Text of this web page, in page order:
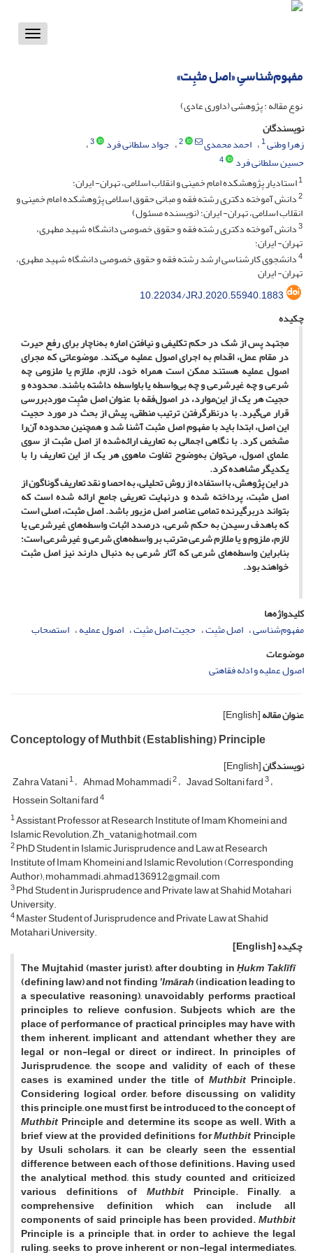
Toggle
مفهوم‌شناسیِ «اصل مثبِت»
نوع مقاله : پژوهشی (داوری عادی)
نویسندگان
زهرا وطنی1 احمد محمدی 2 جواد سلطانی فرد 3
حسین سلطانی فرد
4
1استادیار پژوهشکده امام خمینی و انقلاب اسلامی، تهران- ایران؛
2دانش آموخته دکتری رشته فقه و مبانی حقوق اسلامی پژوهشکده امام خمینی و
انقلاب اسلامی، تهران- ایران؛ (نویسنده مسئول)
3دانش آموخته دکتری رشته فقه و حقوق خصوصی دانشگاه شهید مطهری،
تهران- ایران؛
4دانشجوی کارشناسی ارشد رشته فقه و حقوق خصوصی دانشگاه شهید مطهری،
تهران- ایران
10.22034/JRJ.2020.55940.1883
چکیده
مجتهد پس از شک در حکم تکلیفی و نیافتن اماره به‌ناچار برای رفع حیرت
در مقام عمل، اقدام به اجرای اصول عملیه می‌کند. موضوعاتی که مجرای
اصول عملیه هستند ممکن است همراه خود، لازم، ملازم یا ملزومی چه
شرعی و چه غیرشرعی و چه بی‌واسطه یا باواسطه داشته باشند. محدوده و
حجیت هر یک از این‌موارد، در اصول‌فقه با عنوان اصل مثبِت موردبررسی
قرار می‌گیرد. با درنظرگرفتن ترتیب منطقی، پیش از بحث در مورد حجیت
این اصل، ابتدا باید با مفهوم اصل مثبت آشنا شد و همچنین محدوده آن‌را
مشخص کرد. با نگاهی اجمالی به تعاریف ارائه‌شده از اصل مثبت از سوی
علمای اصول، می‌توان به‌وضوح تفاوت ماهوی هر یک از این تعاریف را با
یکدیگر مشاهده کرد.
در این پژوهش، با استفاده از روش تحلیلی، به احصا و نقد تعاریف گوناگون از
اصل مثبت، پرداخته شده و درنهایت تعریفی جامع ارائه شده است که
بتواند دربرگیرنده تمامی‌ عناصر اصل مزبور باشد. اصل مثبت، اصلی است
که باهدف رسیدن به حکم شرعی، درصدد اثبات واسطه‌های غیرشرعی یا
لازم، ملزوم و یا ملازم شرعی مترتب بر واسطه‌های شرعی و غیرشرعی است؛
بنابراین واسطه‌های شرعی که آثار شرعی به دنبال دارند نیز اصل مثبت
خواهند بود.
کلیدواژه‌ها
مفهوم‌شناسی اصل مثبِت حجیت اصل مثبِت اصول عملیه استصحاب
موضوعات
اصول عملیه و ادله فقاهتی
عنوان مقاله[English]
Conceptology of Muthbit (Establishing) Principle
نویسندگان[English]
Zahra Vatani1 Ahmad Mohammadi2 Javad Soltani fard3
Hossein Soltani fard4
1Assistant Professor at Research Institute of Imam Khomeini and
Islamic Revolution; Zh_vatani@hotmail.com
2PhD Student in Islamic Jurisprudence and Law at Research
Institute of Imam Khomeini and Islamic Revolution (Corresponding
Author); mohammadi.ahmad136912@gmail.com
3Phd Student in Jurisprudence and Private law at Shahid Motahari
University.
4Master Student of Jurisprudence and Private Law at Shahid
Motahari University.
چکیده[English]
The Mujtahid (master jurist), after doubting inḤukm Taklīfī
(defining law) and not findingʼImārah(indication leading to
a speculative reasoning), unavoidably performs practical
principles to relieve confusion. Subjects which are the
place of performance of practical principles may have with
them inherent, implicant and attendant whether they are
legal or non-legal or direct or indirect. In principles of
Jurisprudence, the scope and validity of each of these
cases is examined under the title of Muthbit Principle.
Considering logical order, before discussing on validity
this principle, one must first be introduced to the concept of
Muthbit Principle and determine its scope as well. With a
brief view at the provided definitions forMuthbitPrinciple
by Usuli scholars, it can be clearly seen the essential
difference between each of those definitions. Having used
the analytical method, this study counted and criticized
various definitions of Muthbit Principle. Finally, a
comprehensive definition which can include all
components of said principle has been provided.Muthbit
Principle is a principle that, in order to achieve the legal
ruling, seeks to prove inherent or non-legal intermediates,